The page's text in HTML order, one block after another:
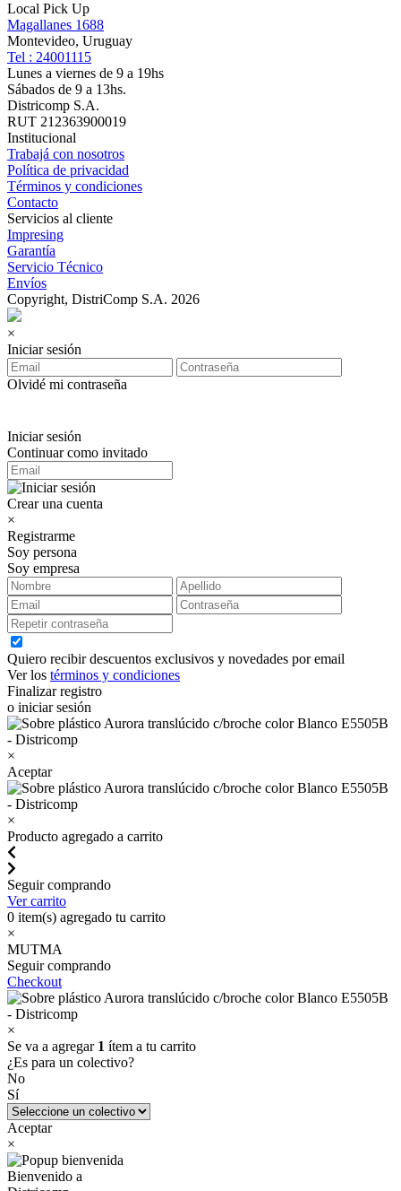
Local Pick Up
Magallanes 1688
Montevideo, Uruguay
Tel : 24001115
Lunes a viernes de 9 a 19hs
Sábados de 9 a 13hs.
Districomp S.A.
RUT 212363900019
Institucional
Trabajá con nosotros
Política de privacidad
Términos y condiciones
Contacto
Servicios al cliente
Impresing
Garantía
Servicio Técnico
Envíos
Copyright, DistriComp S.A. 2026
×
Iniciar sesión
Olvidé mi contraseña
Iniciar sesión
Continuar como invitado
Crear una cuenta
×
Registrarme
Soy persona
Soy empresa
Quiero recibir descuentos exclusivos y novedades por email
Ver los términos y condiciones
Finalizar registro
o iniciar sesión
×
Aceptar
×
Producto agregado a carrito
Seguir comprando
Ver carrito
0 item(s) agregado tu carrito
×
MUTMA
Seguir comprando
Checkout
×
Se va a agregar 1 ítem a tu carrito
¿Es para un colectivo?
No
Sí
Aceptar
×
Bienvenido a